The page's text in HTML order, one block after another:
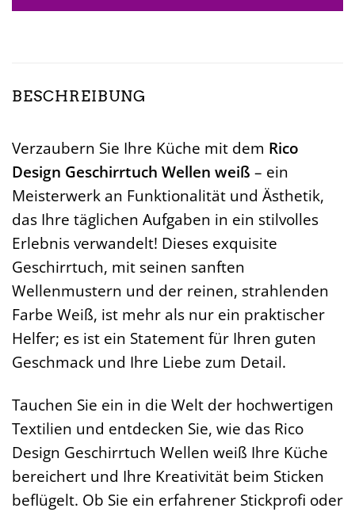
BESCHREIBUNG
Verzaubern Sie Ihre Küche mit dem Rico
Design Geschirrtuch Wellen weiß – ein
Meisterwerk an Funktionalität und Ästhetik,
das Ihre täglichen Aufgaben in ein stilvolles
Erlebnis verwandelt! Dieses exquisite
Geschirrtuch, mit seinen sanften
Wellenmustern und der reinen, strahlenden
Farbe Weiß, ist mehr als nur ein praktischer
Helfer; es ist ein Statement für Ihren guten
Geschmack und Ihre Liebe zum Detail.
Tauchen Sie ein in die Welt der hochwertigen
Textilien und entdecken Sie, wie das Rico
Design Geschirrtuch Wellen weiß Ihre Küche
bereichert und Ihre Kreativität beim Sticken
beflügelt. Ob Sie ein erfahrener Stickprofi oder